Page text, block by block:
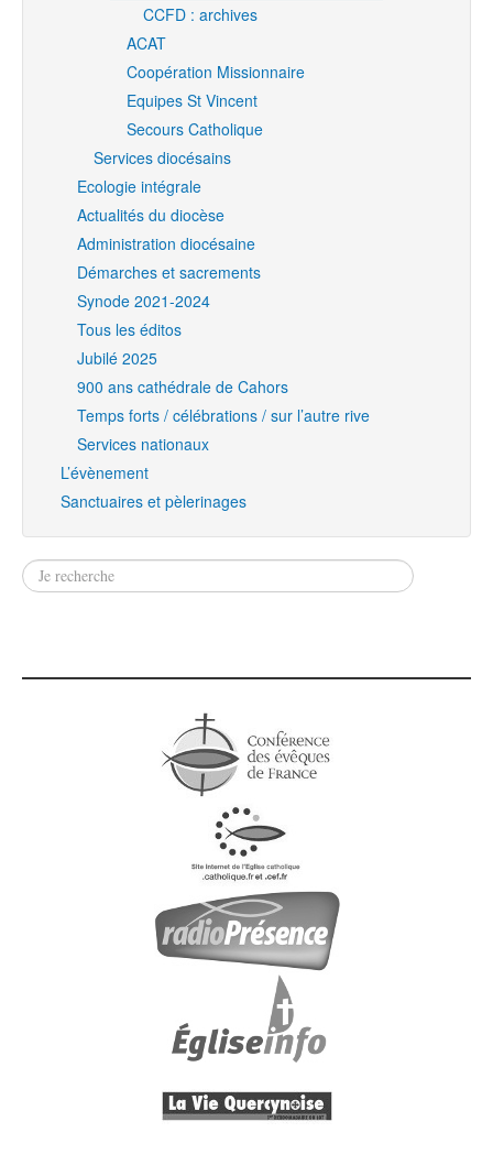
CCFD : archives
ACAT
Coopération Missionnaire
Equipes St Vincent
Secours Catholique
Services diocésains
Ecologie intégrale
Actualités du diocèse
Administration diocésaine
Démarches et sacrements
Synode 2021-2024
Tous les éditos
Jubilé 2025
900 ans cathédrale de Cahors
Temps forts / célébrations / sur l’autre rive
Services nationaux
L’évènement
Sanctuaires et pèlerinages